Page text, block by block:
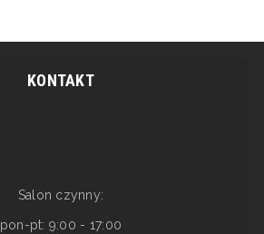
KONTAKT
Salon czynny:
pon-pt: 9:00 - 17:00